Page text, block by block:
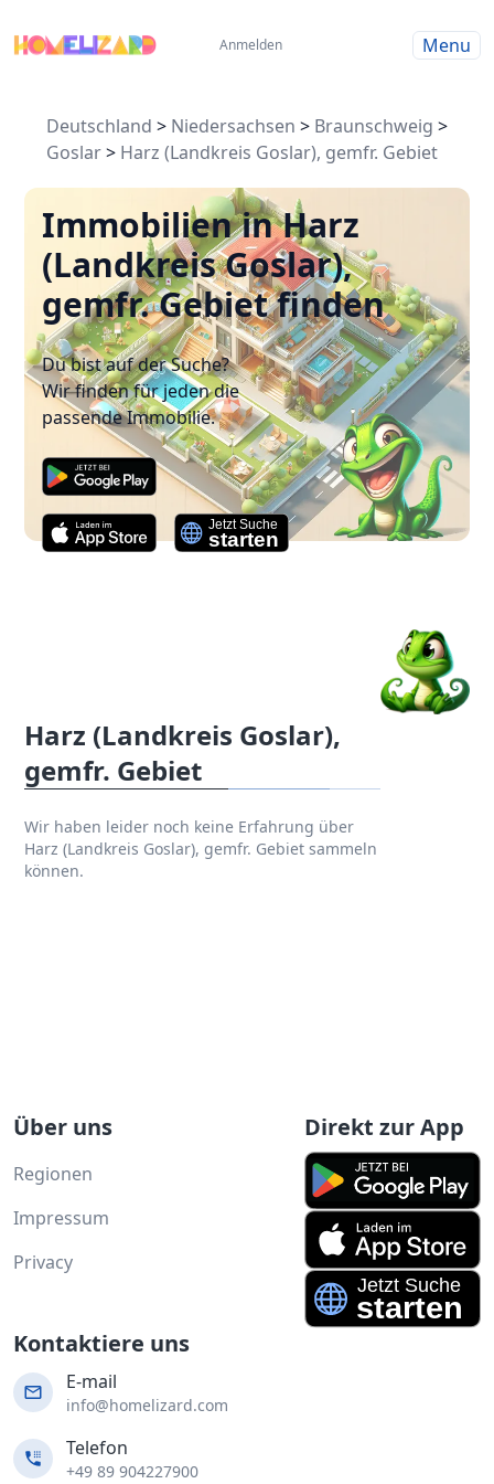
Anmelden Menu
Deutschland > Niedersachsen > Braunschweig >
Goslar> Harz (Landkreis Goslar), gemfr. Gebiet
Immobilien in Harz
(Landkreis Goslar),
gemfr. Gebiet finden
Du bist auf der Suche?
Wir finden für jeden die
passende Immobilie.
Harz (Landkreis Goslar),
gemfr. Gebiet
Wir haben leider noch keine Erfahrung über
Harz (Landkreis Goslar), gemfr. Gebiet sammeln
können.
Über uns
Regionen
Impressum
Privacy
Direkt zur App
Kontaktiere uns
E-mail
info@homelizard.com
Telefon
+49 89 904227900